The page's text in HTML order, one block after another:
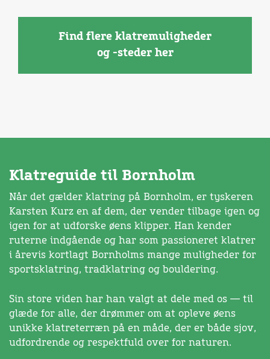
Find flere klatremuligheder
og -steder her
Klatreguide til Bornholm
Når det gælder klatring på Bornholm, er tyskeren
Karsten Kurz en af dem, der vender tilbage igen og
igen for at udforske øens klipper. Han kender
ruterne indgående og har som passioneret klatrer
i årevis kortlagt Bornholms mange muligheder for
sportsklatring, tradklatring og bouldering.
Sin store viden har han valgt at dele med os — til
glæde for alle, der drømmer om at opleve øens
unikke klatreterræn på en måde, der er både sjov,
udfordrende og respektfuld over for naturen.